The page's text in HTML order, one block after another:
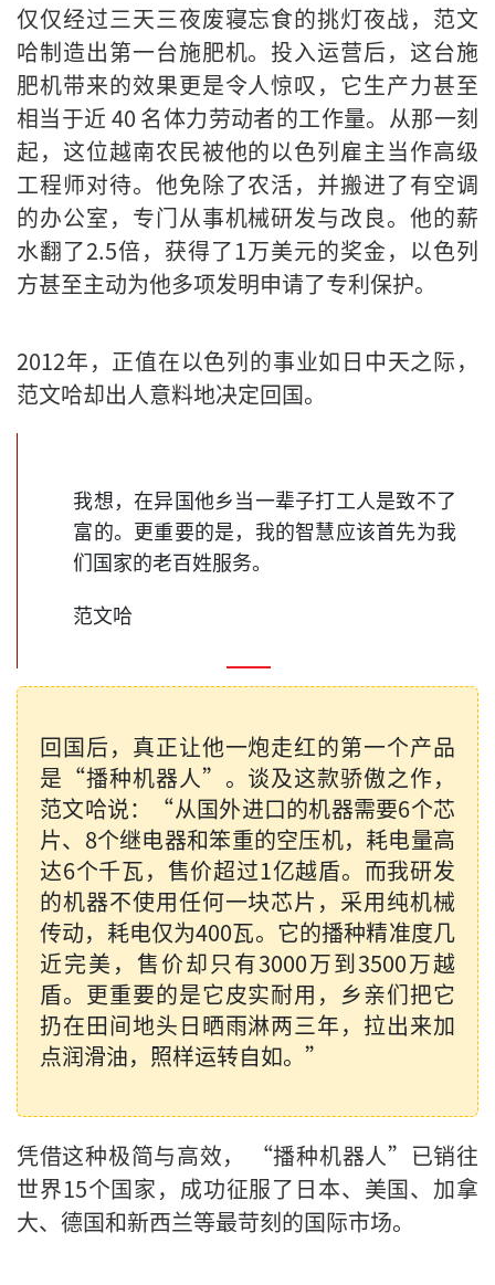
仅仅经过三天三夜废寝忘食的挑灯夜战，范文
哈制造出第一台施肥机。投入运营后，这台施
肥机带来的效果更是令人惊叹，它生产力甚至
相当于近 40 名体力劳动者的工作量。从那一刻
起，这位越南农民被他的以色列雇主当作高级
工程师对待。他免除了农活，并搬进了有空调
的办公室，专门从事机械研发与改良。他的薪
水翻了2.5倍，获得了1万美元的奖金，以色列
方甚至主动为他多项发明申请了专利保护。
2012年，正值在以色列的事业如日中天之际，
范文哈却出人意料地决定回国。
我想，在异国他乡当一辈子打工人是致不了
富的。更重要的是，我的智慧应该首先为我
们国家的老百姓服务。
范文哈
回国后，真正让他一炮走红的第一个产品
是“播种机器人”。谈及这款骄傲之作，
范文哈说：“从国外进口的机器需要6个芯
片、8个继电器和笨重的空压机，耗电量高
达6个千瓦，售价超过1亿越盾。而我研发
的机器不使用任何一块芯片，采用纯机械
传动，耗电仅为400瓦。它的播种精准度几
近完美，售价却只有3000万到3500万越
盾。更重要的是它皮实耐用，乡亲们把它
扔在田间地头日晒雨淋两三年，拉出来加
点润滑油，照样运转自如。”
凭借这种极简与高效， “播种机器人”已销往
世界15个国家，成功征服了日本、美国、加拿
大、德国和新西兰等最苛刻的国际市场。